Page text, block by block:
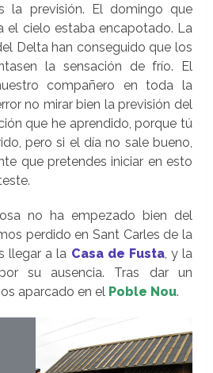
la previsión. El domingo que
el cielo estaba encapotado. La
Delta han conseguido que los
la sensación de frío. El
compañero en toda la
no mirar bien la previsión del
que he aprendido, porque tú
pero si el día no sale bueno,
que pretendes iniciar en esto
no ha empezado bien del
perdido en Sant Carles de la
llegar a la Casa de Fusta, y la
su ausencia. Tras dar un
aparcado en el Poble Nou.